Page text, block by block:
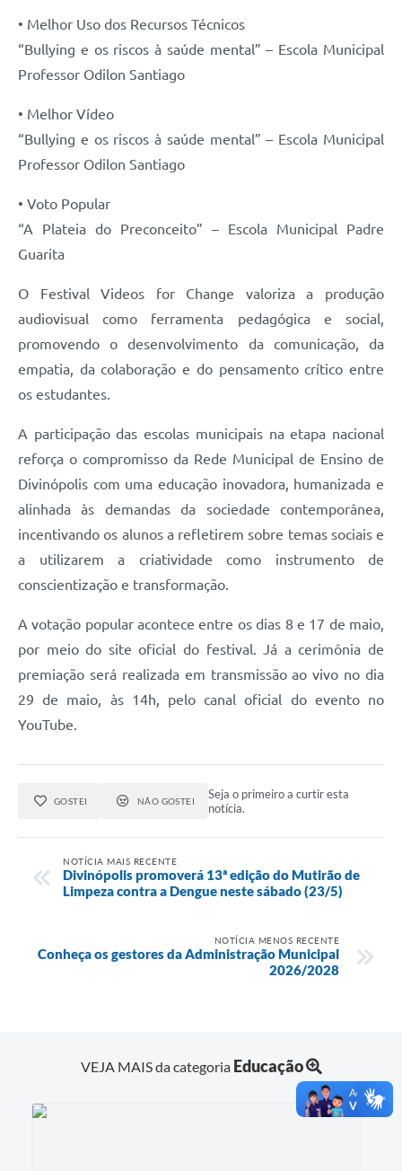
• Melhor Uso dos Recursos Técnicos
“Bullying e os riscos à saúde mental” – Escola Municipal
Professor Odilon Santiago
• Melhor Vídeo
“Bullying e os riscos à saúde mental” – Escola Municipal
Professor Odilon Santiago
• Voto Popular
“A Plateia do Preconceito” – Escola Municipal Padre
Guarita
O Festival Videos for Change valoriza a produção
audiovisual como ferramenta pedagógica e social,
promovendo o desenvolvimento da comunicação, da
empatia, da colaboração e do pensamento crítico entre
os estudantes.
A participação das escolas municipais na etapa nacional
reforça o compromisso da Rede Municipal de Ensino de
Divinópolis com uma educação inovadora, humanizada e
alinhada às demandas da sociedade contemporânea,
incentivando os alunos a refletirem sobre temas sociais e
a utilizarem a criatividade como instrumento de
conscientização e transformação.
A votação popular acontece entre os dias 8 e 17 de maio,
por meio do site oficial do festival. Já a cerimônia de
premiação será realizada em transmissão ao vivo no dia
29 de maio, às 14h, pelo canal oficial do evento no
YouTube.
GOSTEI NÃO GOSTEI
Seja o primeiro a curtir esta
notícia.
NOTÍCIA MAIS RECENTE
Divinópolis promoverá 13ª edição do Mutirão de
Limpeza contra a Dengue neste sábado (23/5)
NOTÍCIA MENOS RECENTE
Conheça os gestores da Administração Municipal
2026/2028
VEJA MAIS da categoria Educação